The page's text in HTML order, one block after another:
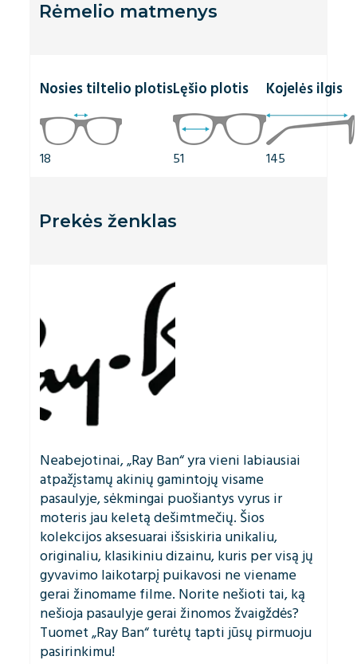
Rėmelio matmenys
Nosies tiltelio plotis
18
Lęšio plotis
51
Kojelės ilgis
145
Prekės ženklas
Neabejotinai, „Ray Ban“ yra vieni labiausiai
atpažįstamų akinių gamintojų visame
pasaulyje, sėkmingai puošiantys vyrus ir
moteris jau keletą dešimtmečių. Šios
kolekcijos aksesuarai išsiskiria unikaliu,
originaliu, klasikiniu dizainu, kuris per visą jų
gyvavimo laikotarpį puikavosi ne viename
gerai žinomame filme. Norite nešioti tai, ką
nešioja pasaulyje gerai žinomos žvaigždės?
Tuomet „Ray Ban“ turėtų tapti jūsų pirmuoju
pasirinkimu!